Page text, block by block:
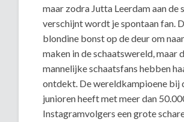
maar zodra Jutta Leerdam aan de
verschijnt wordt je spontaan fan.
blondine bonst op de deur om
maken in de schaatswereld, maar
mannelijke schaatsfans hebben
ontdekt. De wereldkampioene bij
junioren heeft met meer dan
Instagramvolgers een grote